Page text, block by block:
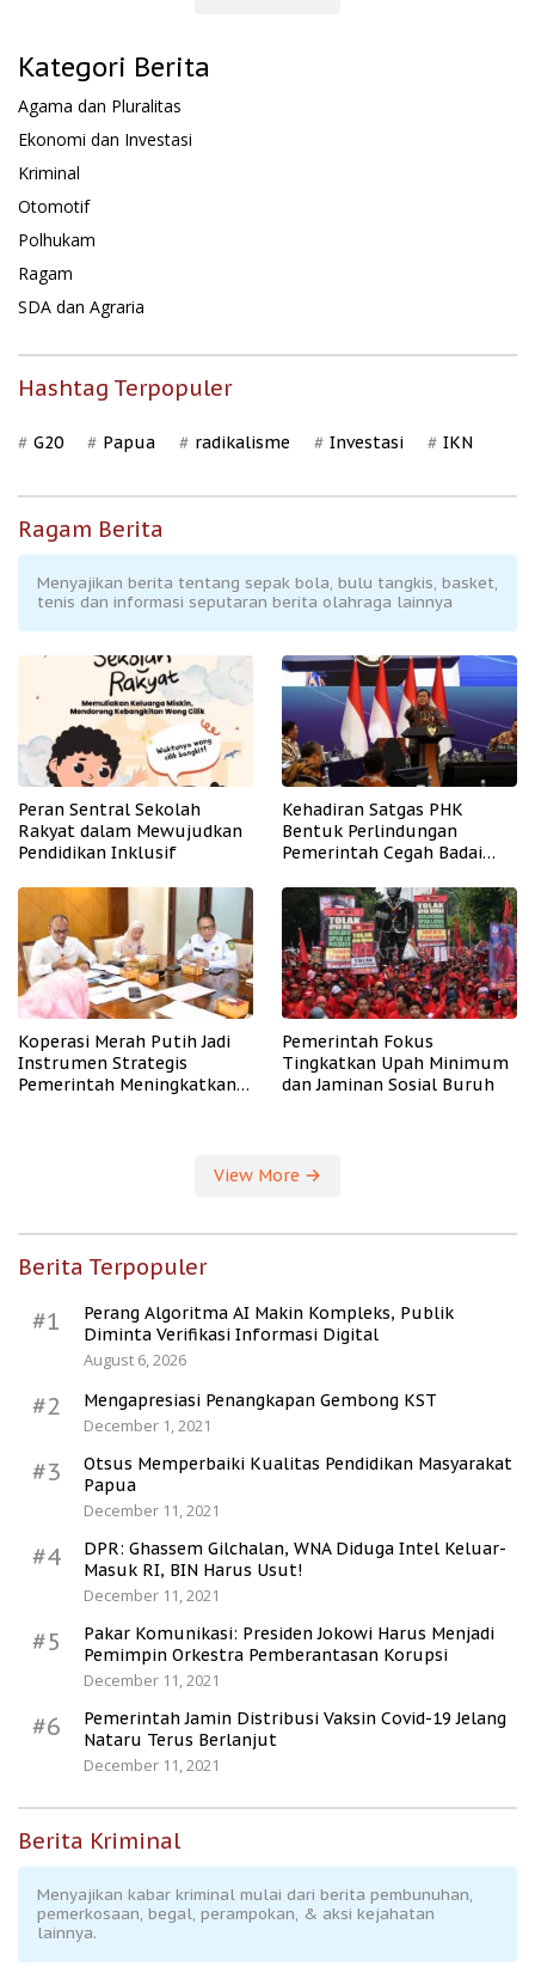
Kategori Berita
Agama dan Pluralitas
Ekonomi dan Investasi
Kriminal
Otomotif
Polhukam
Ragam
SDA dan Agraria
Hashtag Terpopuler
G20 Papua radikalisme Investasi IKN
Ragam Berita
Menyajikan berita tentang sepak bola, bulu tangkis, basket,
tenis dan informasi seputaran berita olahraga lainnya
Peran Sentral Sekolah
Rakyat dalam Mewujudkan
Pendidikan Inklusif
Kehadiran Satgas PHK
Bentuk Perlindungan
Pemerintah Cegah Badai
Koperasi Merah Putih Jadi
Instrumen Strategis
Pemerintah Meningkatkan
Pemerintah Fokus
Tingkatkan Upah Minimum
dan Jaminan Sosial Buruh
View More
Berita Terpopuler
#1
Perang Algoritma AI Makin Kompleks, Publik
Diminta Verifikasi Informasi Digital
August 6, 2026
#2
Mengapresiasi Penangkapan Gembong KST
December 1, 2021
#3
Otsus Memperbaiki Kualitas Pendidikan Masyarakat
Papua
December 11, 2021
#4
DPR: Ghassem Gilchalan, WNA Diduga Intel Keluar-
Masuk RI, BIN Harus Usut!
December 11, 2021
#5
Pakar Komunikasi: Presiden Jokowi Harus Menjadi
Pemimpin Orkestra Pemberantasan Korupsi
December 11, 2021
#6
Pemerintah Jamin Distribusi Vaksin Covid-19 Jelang
Nataru Terus Berlanjut
December 11, 2021
Berita Kriminal
Menyajikan kabar kriminal mulai dari berita pembunuhan,
pemerkosaan, begal, perampokan, & aksi kejahatan
lainnya.